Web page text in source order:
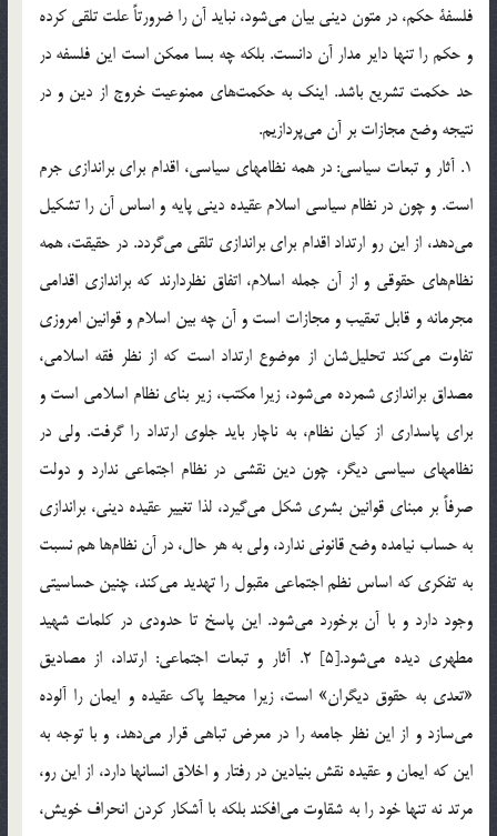
فلسفة حكم، در متون ديني بيان مي‌شود، نبايد آن را ضرورتاً علت تلقي كرده
و حكم را تنها داير مدار آن دانست. بلكه چه بسا ممكن است اين فلسفه در
حد حكمت تشريع باشد. اينك به حكمت‌هاي ممنوعيت خروج از دين و در
نتيجه وضع مجازات بر آن مي‌پردازيم.
1. آثار و تبعات سياسي: در همه نظامهاي سياسي، اقدام براي براندازي جرم
است. و چون در نظام سياسي اسلام عقيده ديني پايه و اساس آن را تشكيل
مي‌دهد، از اين رو ارتداد اقدام براي براندازي تلقي مي‌گردد. در حقيقت، همه
نظام‌هاي حقوقي و از آن جمله اسلام، اتفاق نظردارند كه براندازي اقدامي
مجرمانه و قابل تعقيب و مجازات است و آن چه بين اسلام و قوانين امروزي
تفاوت مي‌كند تحليل‌شان از موضوع ارتداد است كه از نظر فقه اسلامي،
مصداق براندازي شمرده مي‌شود، زيرا مكتب، زير بناي نظام اسلامي است و
براي پاسداري از كيان نظام، به ناچار بايد جلوي ارتداد را گرفت. ولي در
نظامهاي سياسي ديگر، چون دين نقشي در نظام اجتماعي ندارد و دولت
صرفاً بر مبناي قوانين بشري شكل مي‌گيرد، لذا تغيير عقيده ديني، ‌براندازي
به حساب نيامده وضع قانوني ندارد، ولي به هر حال، در آن نظام‌ها هم نسبت
به تفكري كه اساس نظم اجتماعي مقبول را تهديد مي‌كند، چنين حساسيتي
وجود دارد و با آن برخورد مي‌شود. اين پاسخ تا حدودي در كلمات شهيد
مطهري ديده مي‌شود.[5] 2. آثار و تبعات اجتماعي: ارتداد، از مصاديق
«تعدي به حقوق ديگران» است، زيرا محيط پاك عقيده و ايمان را آلوده
مي‌سازد و از اين نظر جامعه را در معرض تباهي قرار مي‌دهد، و با توجه به
اين كه ايمان و عقيده نقش بنيادين در رفتار و اخلاق انسانها دارد، از اين رو،
مرتد نه تنها خود را به شقاوت مي‌افكند بلكه با آشكار كردن انحراف خويش،